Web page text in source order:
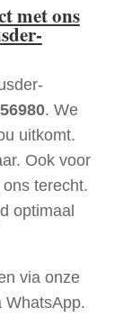
met ons
. We
uitkomt.
Ook voor
terecht.
optimaal
via onze
WhatsApp.